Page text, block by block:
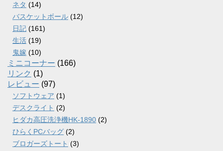
ネタ (14)
バスケットボール (12)
日記 (161)
生活 (19)
鬼嫁 (10)
ミニコーナー (166)
リンク (1)
レビュー (97)
ソフトウェア (1)
デスクライト (2)
ヒダカ高圧洗浄機HK-1890 (2)
ひらくPCバッグ (2)
ブロガーズトート (3)